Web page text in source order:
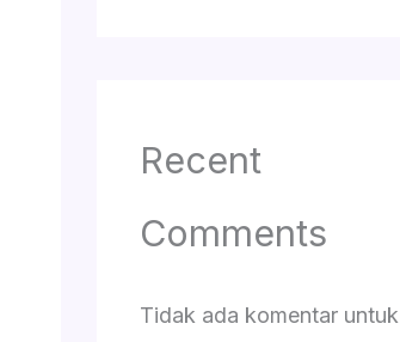
Recent
Comments
Tidak ada komentar untuk